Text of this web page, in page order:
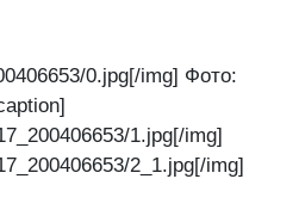
0.jpg[/img] Фото:
1.jpg[/img]
2_1.jpg[/img]